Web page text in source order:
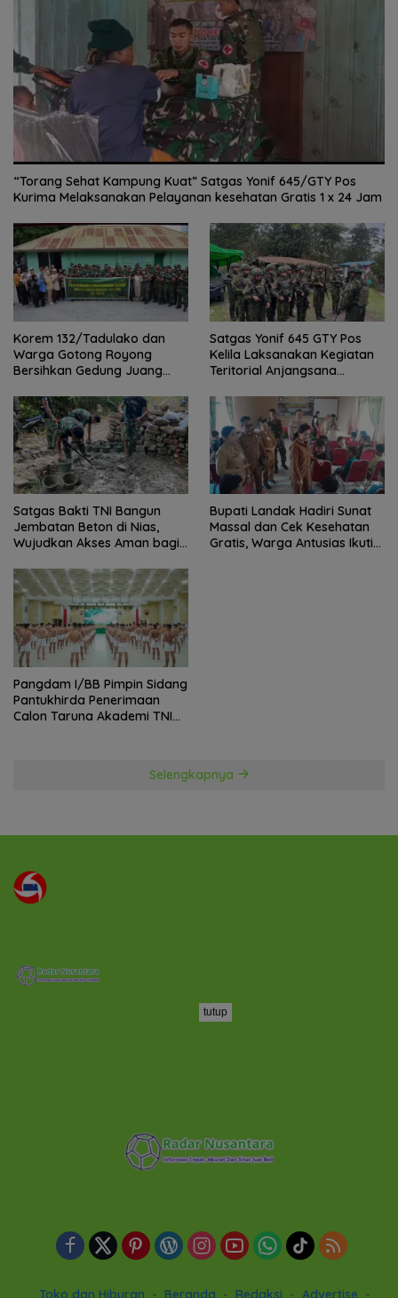
“Torang Sehat Kampung Kuat” Satgas Yonif 645/GTY Pos
Kurima Melaksanakan Pelayanan kesehatan Gratis 1 x 24 Jam
Korem 132/Tadulako dan
Warga Gotong Royong
Bersihkan Gedung Juang
Satgas Yonif 645 GTY Pos
Kelila Laksanakan Kegiatan
Teritorial Anjangsana
Lurah
Satgas Bakti TNI Bangun
Jembatan Beton di Nias,
Wujudkan Akses Aman bagi
Bupati Landak Hadiri Sunat
Massal dan Cek Kesehatan
Gratis, Warga Antusias Ikuti
Pangdam I/BB Pimpin Sidang
Pantukhirda Penerimaan
Calon Taruna Akademi TNI
Selengkapnya
Toko dan Hiburan Beranda Redaksi Advertise
tutup